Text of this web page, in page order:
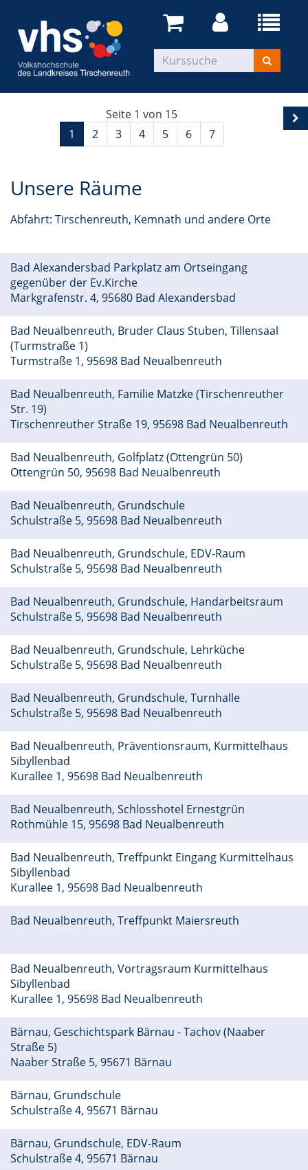
Seite 1 von 15
1
2 3 4 5 6 7
Unsere Räume
Abfahrt: Tirschenreuth, Kemnath und andere Orte
Bad Alexandersbad Parkplatz am Ortseingang
gegenüber der Ev.Kirche
Markgrafenstr. 4, 95680 Bad Alexandersbad
Bad Neualbenreuth, Bruder Claus Stuben, Tillensaal
(Turmstraße 1)
Turmstraße 1, 95698 Bad Neualbenreuth
Bad Neualbenreuth, Familie Matzke (Tirschenreuther
Str. 19)
Tirschenreuther Straße 19, 95698 Bad Neualbenreuth
Bad Neualbenreuth, Golfplatz (Ottengrün 50)
Ottengrün 50, 95698 Bad Neualbenreuth
Bad Neualbenreuth, Grundschule
Schulstraße 5, 95698 Bad Neualbenreuth
Bad Neualbenreuth, Grundschule, EDV-Raum
Schulstraße 5, 95698 Bad Neualbenreuth
Bad Neualbenreuth, Grundschule, Handarbeitsraum
Schulstraße 5, 95698 Bad Neualbenreuth
Bad Neualbenreuth, Grundschule, Lehrküche
Schulstraße 5, 95698 Bad Neualbenreuth
Bad Neualbenreuth, Grundschule, Turnhalle
Schulstraße 5, 95698 Bad Neualbenreuth
Bad Neualbenreuth, Präventionsraum, Kurmittelhaus
Sibyllenbad
Kurallee 1, 95698 Bad Neualbenreuth
Bad Neualbenreuth, Schlosshotel Ernestgrün
Rothmühle 15, 95698 Bad Neualbenreuth
Bad Neualbenreuth, Treffpunkt Eingang Kurmittelhaus
Sibyllenbad
Kurallee 1, 95698 Bad Neualbenreuth
Bad Neualbenreuth, Treffpunkt Maiersreuth
Bad Neualbenreuth, Vortragsraum Kurmittelhaus
Sibyllenbad
Kurallee 1, 95698 Bad Neualbenreuth
Bärnau, Geschichtspark Bärnau - Tachov (Naaber
Straße 5)
Naaber Straße 5, 95671 Bärnau
Bärnau, Grundschule
Schulstraße 4, 95671 Bärnau
Bärnau, Grundschule, EDV-Raum
Schulstraße 4, 95671 Bärnau